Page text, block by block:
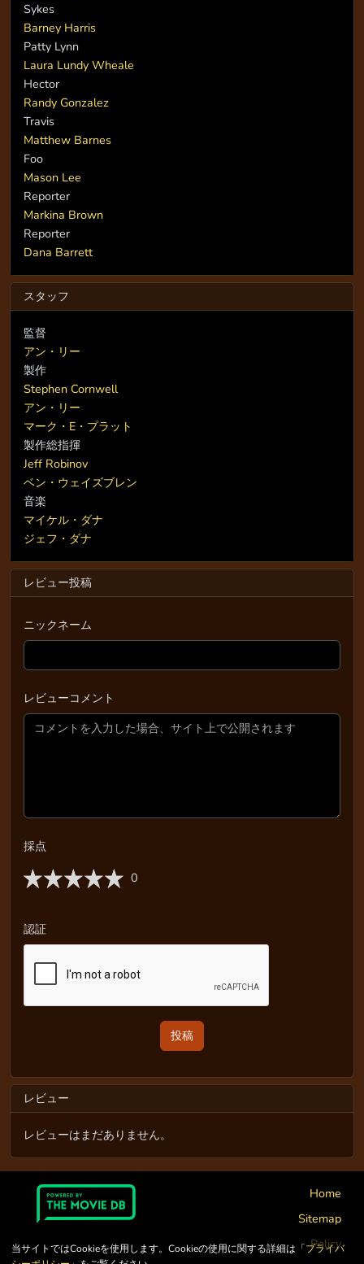
当サイトではCookieを使用します。Cookieの使用に関する詳細は「プライバ
Sykes
Barney Harris
Patty Lynn
Laura Lundy Wheale
Hector
Randy Gonzalez
Travis
Matthew Barnes
Foo
Mason Lee
Reporter
Markina Brown
Reporter
Dana Barrett
スタッフ
監督
アン・リー
製作
Stephen Cornwell
アン・リー
マーク・E・プラット
製作総指揮
Jeff Robinov
ベン・ウェイズブレン
音楽
マイケル・ダナ
ジェフ・ダナ
レビュー投稿
ニックネーム
レビューコメント
採点
0
認証
レビュー
レビューはまだありません。
Home
Sitemap
Policy